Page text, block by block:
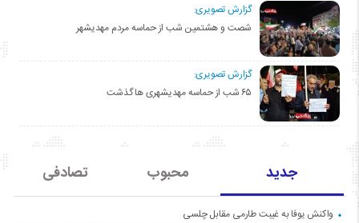
گزارش تصویری:
شصت و هشتمین شب از حماسه مردم مهدیشهر
گزارش تصویری:
۶۵ شب از حماسه مهدیشهری ها گذشت
جدید محبوب تصادفی
واکنش یوفا به غیبت طارمی مقابل چلسی